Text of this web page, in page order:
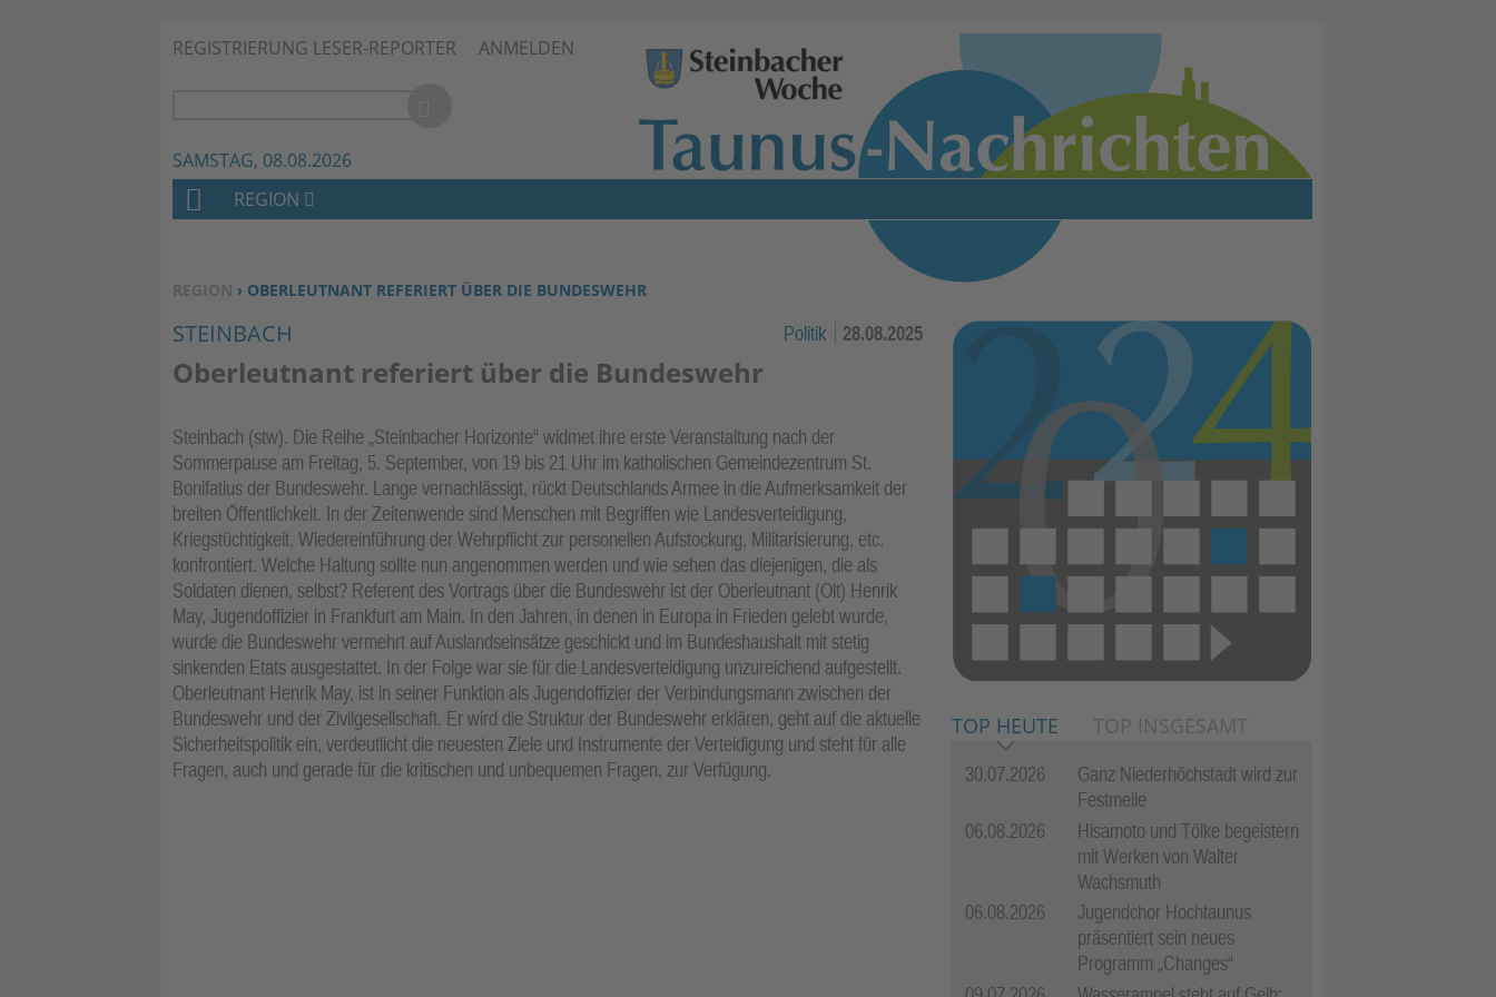
Zum Inhalt springen ↓
REGISTRIERUNG LESER-REPORTER ANMELDEN
SAMSTAG, 08.08.2026
SIE BEFINDEN SICH HIER:
REGION › OBERLEUTNANT REFERIERT ÜBER DIE BUNDESWEHR
STEINBACH Politik 28.08.2025
Oberleutnant referiert über die Bundeswehr
Steinbach (stw). Die Reihe „Steinbacher Horizonte“ widmet ihre erste Veranstaltung nach der
Sommerpause am Freitag, 5. September, von 19 bis 21 Uhr im katholischen Gemeindezentrum St.
Bonifatius der Bundeswehr. Lange vernachlässigt, rückt Deutschlands Armee in die Aufmerksamkeit der
breiten Öffentlichkeit. In der Zeitenwende sind Menschen mit Begriffen wie Landesverteidigung,
Kriegstüchtigkeit, Wiedereinführung der Wehrpflicht zur personellen Aufstockung, Militarisierung, etc.
konfrontiert. Welche Haltung sollte nun angenommen werden und wie sehen das diejenigen, die als
Soldaten dienen, selbst? Referent des Vortrags über die Bundeswehr ist der Oberleutnant (Olt) Henrik
May, Jugendoffizier in Frankfurt am Main. In den Jahren, in denen in Europa in Frieden gelebt wurde,
wurde die Bundeswehr vermehrt auf Auslandseinsätze geschickt und im Bundeshaushalt mit stetig
sinkenden Etats ausgestattet. In der Folge war sie für die Landesverteidigung unzureichend aufgestellt.
Oberleutnant Henrik May, ist in seiner Funktion als Jugendoffizier der Verbindungsmann zwischen der
Bundeswehr und der Zivilgesellschaft. Er wird die Struktur der Bundeswehr erklären, geht auf die aktuelle
Sicherheitspolitik ein, verdeutlicht die neuesten Ziele und Instrumente der Verteidigung und steht für alle
Fragen, auch und gerade für die kritischen und unbequemen Fragen, zur Verfügung.
TOP HEUTE TOP INSGESAMT
30.07.2026
Ganz Niederhöchstadt wird zur
Festmeile
06.08.2026
Hisamoto und Tölke begeistern
mit Werken von Walter
Wachsmuth
06.08.2026
Jugendchor Hochtaunus
präsentiert sein neues
Programm „Changes“
H
M
E
REGION